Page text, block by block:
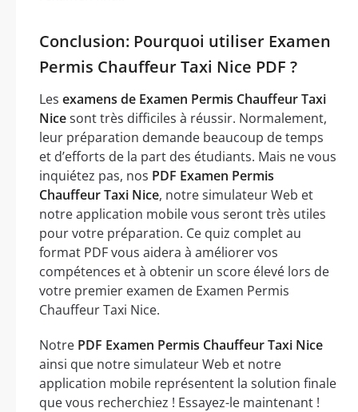
Conclusion: Pourquoi utiliser Examen
Permis Chauffeur Taxi Nice PDF ?
Les examens de Examen Permis Chauffeur Taxi
Nicesont très difficiles à réussir. Normalement,
leur préparation demande beaucoup de temps
et d’efforts de la part des étudiants. Mais ne vous
inquiétez pas, nos PDF Examen Permis
Chauffeur Taxi Nice, notre simulateur Web et
notre application mobile vous seront très utiles
pour votre préparation. Ce quiz complet au
format PDF vous aidera à améliorer vos
compétences et à obtenir un score élevé lors de
votre premier examen de Examen Permis
Chauffeur Taxi Nice.
Notre PDF Examen Permis Chauffeur Taxi Nice
ainsi que notre simulateur Web et notre
application mobile représentent la solution finale
que vous recherchiez ! Essayez-le maintenant !